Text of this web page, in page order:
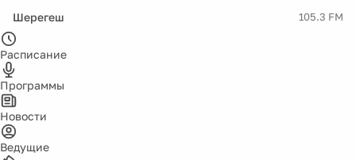
Шерегеш 105.3 FM
Расписание
Программы
Новости
Ведущие